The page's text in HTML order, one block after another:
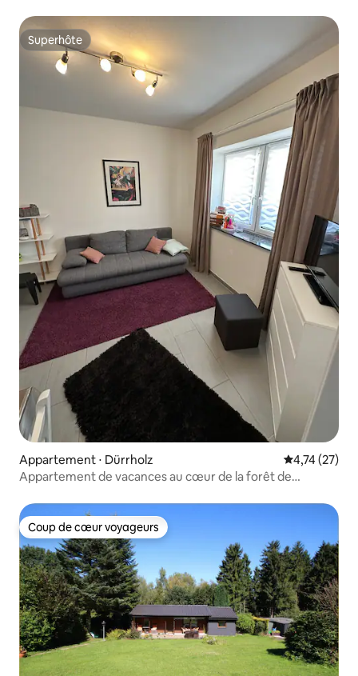
Superhôte
Superhôte
Appartement ⋅ Dürrholz Évaluation
4,74 (27)
Appartement de vacances au cœur de la forêt de
Coup de cœur voyageurs
Coup de cœur voyageurs